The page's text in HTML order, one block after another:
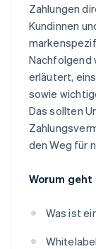
Zahlungen
Kundinnen
Nachfolgend
erläutert,
sowie
Das sollten
den Weg für
Worum
Was ist